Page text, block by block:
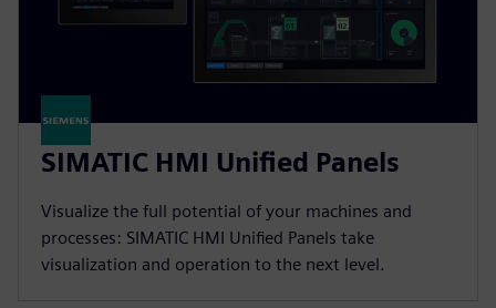
SIMATIC HMI Unified Panels
Visualize the full potential of your machines and
processes: SIMATIC HMI Unified Panels take
visualization and operation to the next level.